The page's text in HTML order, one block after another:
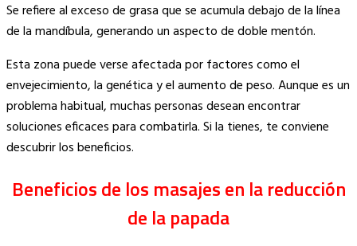
Se refiere al exceso de grasa que se acumula debajo de la línea
de la mandíbula, generando un aspecto de doble mentón.
Esta zona puede verse afectada por factores como el
envejecimiento, la genética y el aumento de peso. Aunque es un
problema habitual, muchas personas desean encontrar
soluciones eficaces para combatirla. Si la tienes, te conviene
descubrir los beneficios.
Beneficios de los masajes en la reducción
de la papada